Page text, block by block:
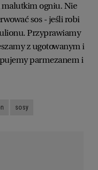
malutkim ogniu. Nie
sos - jeśli robi
Przyprawiamy
z ugotowanym i
parmezanem i
sosy